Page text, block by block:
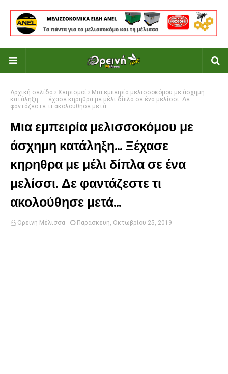
Αρχική σελίδα Χειρισμοί
Μια εμπειρία μελισσοκόμου με άσχημη
κατάληξη... Ξέχασε κηρηθρα με μέλι δίπλα σε ένα μελίσσι. Δε
φαντάζεστε τι ακολούθησε μετά...
Μια εμπειρία μελισσοκόμου με
άσχημη κατάληξη... Ξέχασε
κηρηθρα με μέλι δίπλα σε ένα
μελίσσι. Δε φαντάζεστε τι
ακολούθησε μετά...
Ορεινή Μέλισσα Παρασκευή, Οκτωβρίου 25, 2019